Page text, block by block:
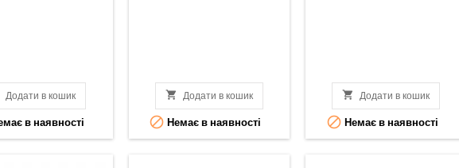
Додати в кошик
в наявності
 Додати в кошик
 Немає в наявності
 Додати в кошик
 Немає в наявності